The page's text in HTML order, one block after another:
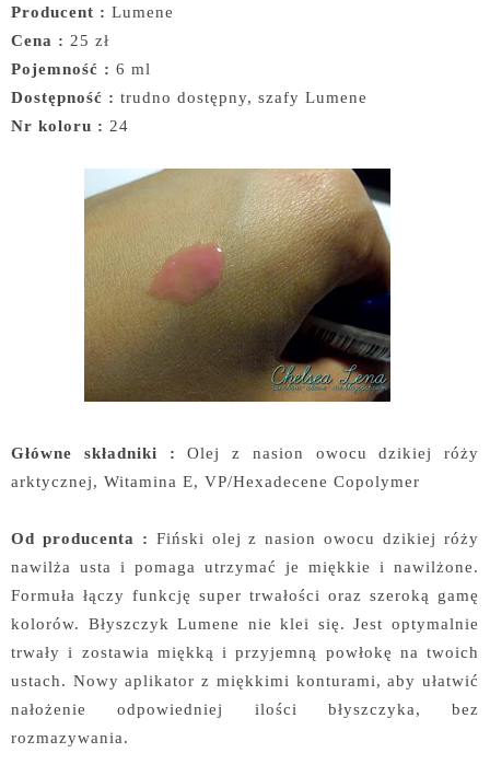
Producent : Lumene
Cena : 25 zł
Pojemność : 6 ml
Dostępność : trudno dostępny, szafy Lumene
Nr koloru : 24
Główne składniki : Olej z nasion owocu dzikiej róży
arktycznej, Witamina E, VP/Hexadecene Copolymer
Od producenta : Fiński olej z nasion owocu dzikiej róży
nawilża usta i pomaga utrzymać je miękkie i nawilżone.
Formuła łączy funkcję super trwałości oraz szeroką gamę
kolorów. Błyszczyk Lumene nie klei się. Jest optymalnie
trwały i zostawia miękką i przyjemną powłokę na twoich
ustach. Nowy aplikator z miękkimi konturami, aby ułatwić
nałożenie odpowiedniej ilości błyszczyka, bez
rozmazywania.